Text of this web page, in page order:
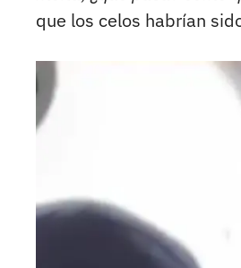
que los celos habrían